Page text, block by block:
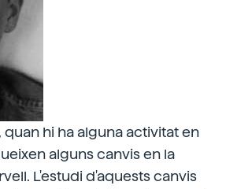
hi ha alguna activitat en
alguns canvis en la
L'estudi d'aquests canvis